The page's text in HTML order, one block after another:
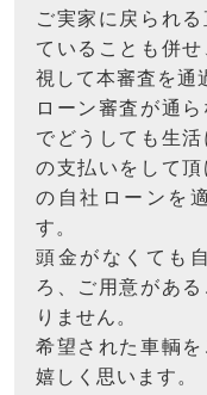
ご実家に戻られ
ていることも併
視して本審査を通
ローン審査が通
でどうしても生
の支払いをして
の自社ローンを
す。
頭金がなくても
ろ、ご用意があ
りません。
希望された車輌
嬉しく思います。